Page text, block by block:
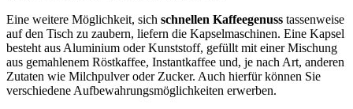
Eine weitere Möglichkeit, sich schnellen Kaffeegenuss tassenweise
auf den Tisch zu zaubern, liefern die Kapselmaschinen. Eine Kapsel
besteht aus Aluminium oder Kunststoff, gefüllt mit einer Mischung
aus gemahlenem Röstkaffee, Instantkaffee und, je nach Art, anderen
Zutaten wie Milchpulver oder Zucker. Auch hierfür können Sie
verschiedene Aufbewahrungsmöglichkeiten erwerben.